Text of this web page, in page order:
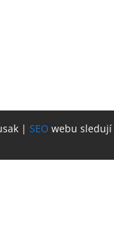
| SEO webu sledují